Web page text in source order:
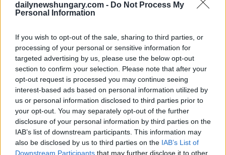
dailynewshungary.com - Do Not Process My
Personal Information
If you wish to opt-out of the sale, sharing to third parties, or
processing of your personal or sensitive information for
targeted advertising by us, please use the below opt-out
section to confirm your selection. Please note that after your
opt-out request is processed you may continue seeing
interest-based ads based on personal information utilized by
us or personal information disclosed to third parties prior to
your opt-out. You may separately opt-out of the further
disclosure of your personal information by third parties on the
IAB’s list of downstream participants. This information may
also be disclosed by us to third parties on the IAB’s List of
Downstream Participants that may further disclose it to other
Entscheidungsgewalt in den Händen der Kommandeure
seiner Meinung nach zu Unsicherheit geführt und der Willkür
Er beschrieb auch die sich verschlechternden
Arbeitsbedingungen, einschließlich unzureichender
Ausrüstung und schlechter Lebensbedingungen in den
Kasernen, die in krassem Gegensatz zu dem glänzenden Bild
stehen, das in den Anwerbungskampagnen vermittelt wird.
Haben Sie schon gehört?Ungarn nimmt nicht an NATO-
geführten Militärübungen teil.
Er warnte vor Massenabwanderungen
Eine der auffälligsten Behauptungen in dem Interview ist